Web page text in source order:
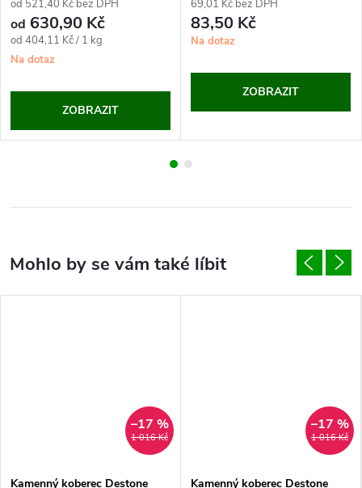
od 521,40 Kč bez DPH
od 630,90 Kč
Měrná
cena:
od 404,11 Kč / 1 kg
Na dotaz
ZOBRAZIT
69,01 Kč bez DPH
83,50 Kč
Na dotaz
ZOBRAZIT
1 016 Kč
–17 %
Kamenný koberec Destone
1 016 Kč
–17 %
Kamenný koberec Destone